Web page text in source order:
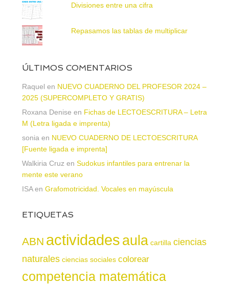
Divisiones entre una cifra
Repasamos las tablas de multiplicar
ÚLTIMOS COMENTARIOS
Raquel en NUEVO CUADERNO DEL PROFESOR 2024 –
2025 (SUPERCOMPLETO Y GRATIS)
Roxana Denise en Fichas de LECTOESCRITURA – Letra
M (Letra ligada e imprenta)
sonia en NUEVO CUADERNO DE LECTOESCRITURA
[Fuente ligada e imprenta]
Walkiria Cruz en Sudokus infantiles para entrenar la
mente este verano
ISAen Grafomotricidad. Vocales en mayúscula
ETIQUETAS
ABN actividadesaula cartilla ciencias
naturales ciencias sociales colorear
competencia matemática